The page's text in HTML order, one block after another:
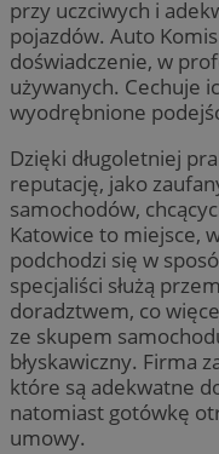
przy uczciwych i
pojazdów. Auto
doświadczenie, w
używanych. Cechuje
wyodrębnione
Dzięki długoletniej
reputację, jako
samochodów,
Katowice to miejsce,
podchodzi się w
specjaliści służą
doradztwem, co
ze skupem
błyskawiczny. Firma
które są adekwatne
natomiast gotówkę
umowy.